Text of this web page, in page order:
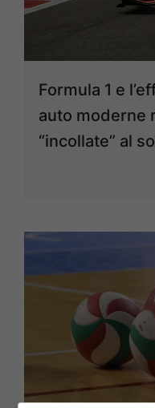
Formula 1 e
auto moderne
“incollate” al